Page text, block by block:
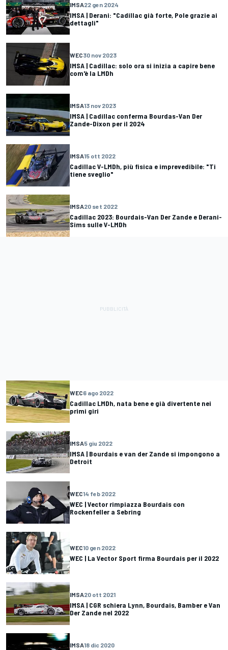
IMSA22 gen 2024
IMSA | Derani: "Cadillac già forte, Pole grazie ai
dettagli"
WEC30 nov 2023
IMSA | Cadillac: solo ora si inizia a capire bene
com'è la LMDh
IMSA13 nov 2023
IMSA | Cadillac conferma Bourdas-Van Der
Zande-Dixon per il 2024
IMSA15 ott 2022
Cadillac V-LMDh, più fisica e imprevedibile: "Ti
tiene sveglio"
IMSA20 set 2022
Cadillac 2023: Bourdais-Van Der Zande e Derani-
Sims sulle V-LMDh
WEC6 ago 2022
Cadillac LMDh, nata bene e già divertente nei
primi giri
IMSA5 giu 2022
IMSA | Bourdais e van der Zande si impongono a
Detroit
WEC14 feb 2022
WEC | Vector rimpiazza Bourdais con
Rockenfeller a Sebring
WEC10 gen 2022
WEC | La Vector Sport firma Bourdais per il 2022
IMSA20 ott 2021
IMSA | CGR schiera Lynn, Bourdais, Bamber e Van
Der Zande nel 2022
IMSA18 dic 2020